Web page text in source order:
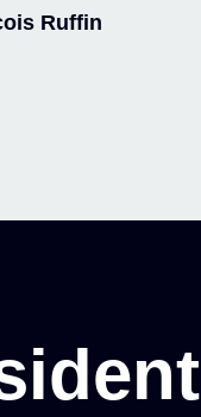
Ruffin